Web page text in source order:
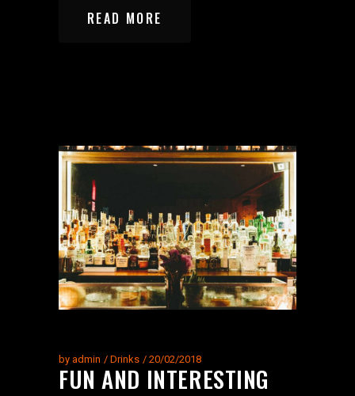
READ MORE
by admin Drinks 20/02/2018
FUN AND INTERESTING